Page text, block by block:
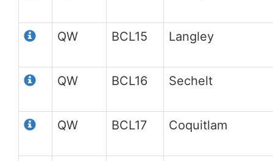
QW BCL15 Langley
QW BCL16 Sechelt
QW BCL17 Coquitlam